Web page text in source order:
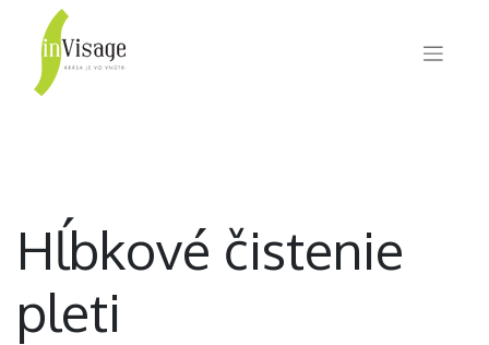
Hĺbkové čistenie
pleti